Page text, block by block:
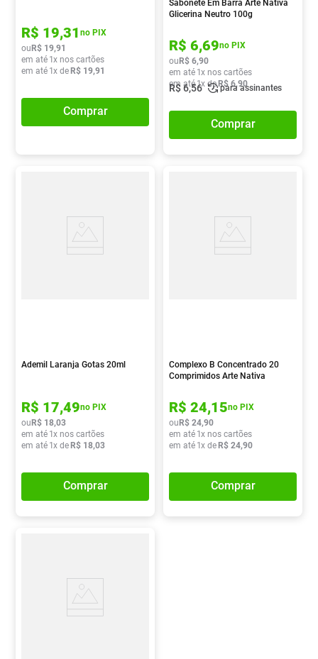
R$ 19,31 no PIX
ouR$ 19,91
em até 1x nos cartões
em até 1x deR$ 19,91
Comprar
Sabonete Em Barra Arte Nativa
Glicerina Neutro 100g
R$ 6,69no PIX
ouR$ 6,90
em até 1x nos cartões
em até 1x deR$ 6,90
R$6,56 para assinantes
Comprar
Ademil Laranja Gotas 20ml
R$ 17,49no PIX
ouR$ 18,03
em até 1x nos cartões
em até 1x deR$ 18,03
Comprar
Complexo B Concentrado 20
Comprimidos Arte Nativa
R$ 24,15no PIX
ouR$ 24,90
em até 1x nos cartões
em até 1x deR$ 24,90
Comprar